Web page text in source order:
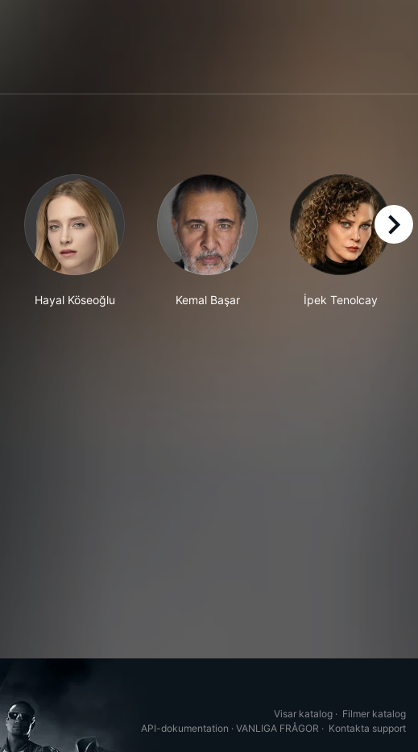
Hayal Köseoğlu Kemal Başar İpek Tenolcay
right
Visar katalog · Filmer katalog
API-dokumentation · VANLIGA FRÅGOR · Kontakta support